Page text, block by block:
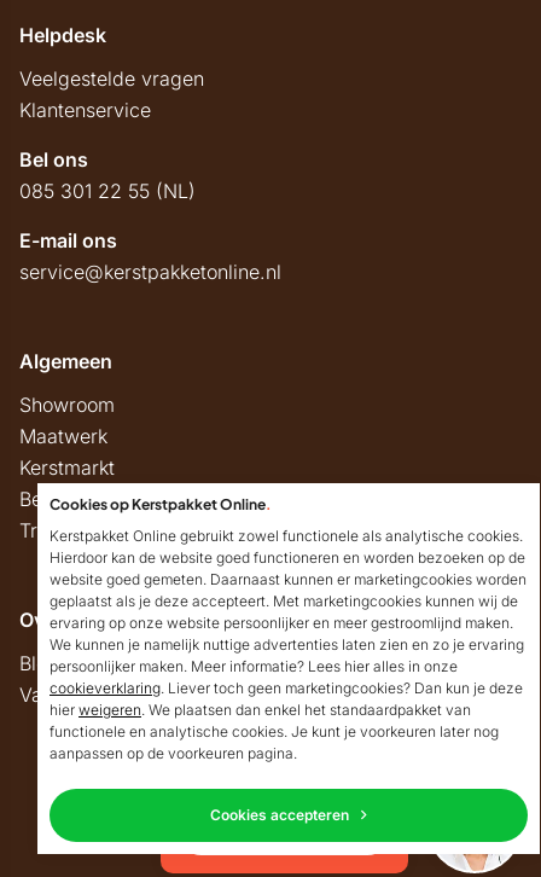
Helpdesk
Veelgestelde vragen
Klantenservice
Bel ons
085 301 22 55 (NL)
E-mail ons
service@kerstpakketonline.nl
Algemeen
Showroom
Maatwerk
Kerstmarkt
Belastingregels
Track & Trace
Overig
Blog
Vacatures
Copyright © 2026 Kerstpakket Online
PrivacyAlgemene voorwaardenDisclaimerSitemap
Goedendag!
Mocht ik je ergens mee
kunnen helpen, dan
verneem ik dat graag.
Cookies op Kerstpakket Online.
Kerstpakket Online gebruikt zowel functionele als analytische cookies.
Hierdoor kan de website goed functioneren en worden bezoeken op de
website goed gemeten. Daarnaast kunnen er marketingcookies worden
geplaatst als je deze accepteert. Met marketingcookies kunnen wij de
ervaring op onze website persoonlijker en meer gestroomlijnd maken.
We kunnen je namelijk nuttige advertenties laten zien en zo je ervaring
persoonlijker maken. Meer informatie? Lees hier alles in onze
cookieverklaring. Liever toch geen marketingcookies? Dan kun je deze
hier weigeren. We plaatsen dan enkel het standaardpakket van
functionele en analytische cookies. Je kunt je voorkeuren later nog
aanpassen op de voorkeuren pagina.
Cookies accepteren